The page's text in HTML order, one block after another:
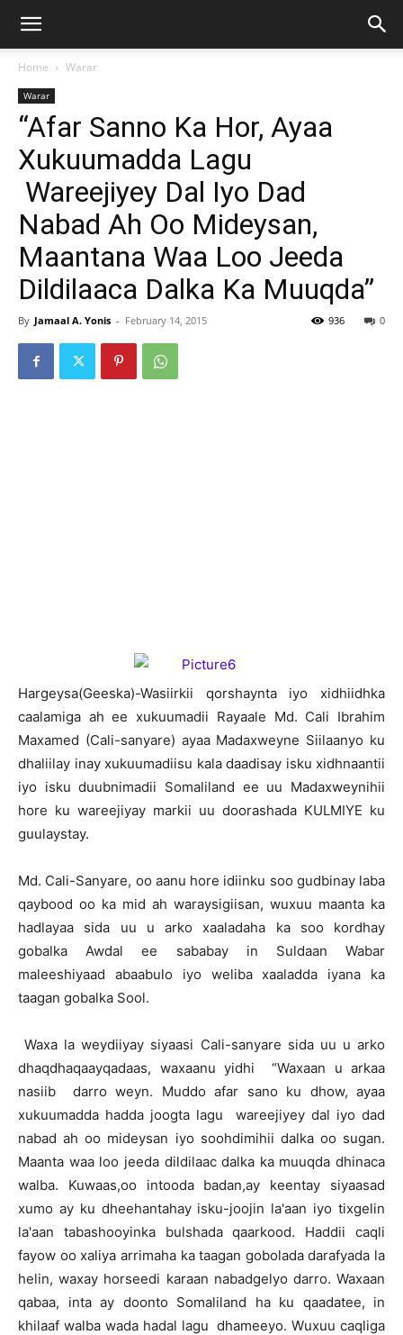
Home Warar
Warar
“Afar Sanno Ka Hor, Ayaa
Xukuumadda Lagu
Wareejiyey Dal Iyo Dad
Nabad Ah Oo Mideysan,
Maantana Waa Loo Jeeda
Dildilaaca Dalka Ka Muuqda”
By Jamaal A. Yonis - February 14, 2015 0
936
Hargeysa(Geeska)-Wasiirkii qorshaynta iyo xidhiidhka
caalamiga ah ee xukuumadii Rayaale Md. Cali Ibrahim
Maxamed (Cali-sanyare) ayaa Madaxweyne Siilaanyo ku
dhaliilay inay xukuumadiisu kala daadisay isku xidhnaantii
iyo isku duubnimadii Somaliland ee uu Madaxweynihii
hore ku wareejiyay markii uu doorashada KULMIYE ku
guulaystay.
Md. Cali-Sanyare, oo aanu hore idiinku soo gudbinay laba
qaybood oo ka mid ah waraysigiisan, wuxuu maanta ka
hadlayaa sida uu u arko xaaladaha ka soo kordhay
gobalka Awdal ee sababay in Suldaan Wabar
maleeshiyaad abaabulo iyo weliba xaaladda iyana ka
taagan gobalka Sool.
Waxa la weydiiyay siyaasi Cali-sanyare sida uu u arko
dhaqdhaqaayqadaas, waxaanu yidhi “Waxaan u arkaa
nasiib darro weyn. Muddo afar sano ku dhow, ayaa
xukuumadda hadda joogta lagu wareejiyey dal iyo dad
nabad ah oo mideysan iyo soohdimihii dalka oo sugan.
Maanta waa loo jeeda dildilaac dalka ka muuqda dhinaca
walba. Kuwaas,oo intooda badan,ay keentay siyaasad
xumo ay ku dheehantahay isku-joojin la'aan iyo tixgelin
la'aan tabashooyinka bulshada qaarkood. Haddii caqli
fayow oo xaliya arrimaha ka taagan gobolada darafyada la
helin, waxay horseedi karaan nabadgelyo darro. Waxaan
qabaa, inta ay doonto Somaliland ha ku qaadatee, in
khilaaf walba wada hadal lagu dhameeyo. Wuxuu caqliga